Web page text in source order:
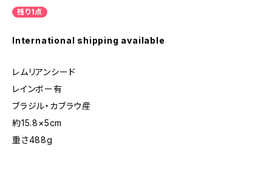
残り1点
International shipping available
レムリアンシード
レインボー有
ブラジル・カブラウ産
約15.8×5cm
重さ488g